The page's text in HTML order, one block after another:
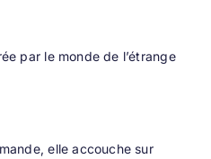
par le monde de l’étrange
elle accouche sur